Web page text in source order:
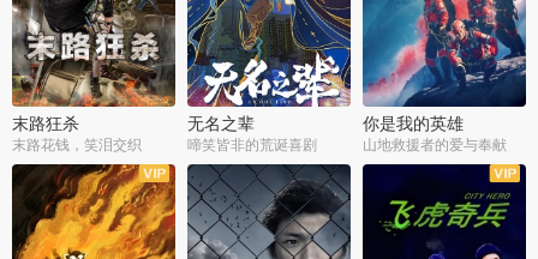
末路狂杀
末路花钱，笑泪交织
无名之辈
啼笑皆非的荒诞喜剧
你是我的英雄
山地救援者的爱与奉献